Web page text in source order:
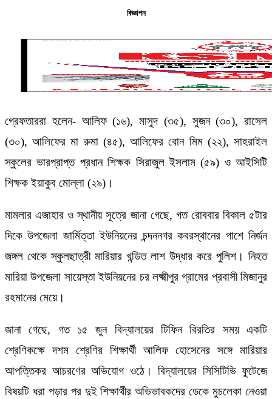
বিজ্ঞাপন
গ্রেফতাররা হলেন- আলিফ (১৬), মাসুদ (৩৫), সুজন (৩০), রাসেল
(৩০), আলিফের মা রুমা (৪৫), আলিফের বোন মিম (২২), সাহরাইল
স্কুলের ভারপ্রাপ্ত প্রধান শিক্ষক সিরাজুল ইসলাম (৫৯) ও আইসিটি
শিক্ষক ইয়াকুব মোল্লা (২৯)।
মামলার এজাহার ও স্থানীয় সূত্রে জানা গেছে, গত রোববার বিকাল ৫টার
দিকে উপজেলা জার্মিত্তা ইউনিয়নের চন্দননগর কবরস্থানের পাশে নির্জন
জঙ্গল থেকে স্কুলছাত্রী মারিয়ার খন্ডিত লাশ উদ্ধার করে পুলিশ। নিহত
মারিয়া উপজেলা সায়েস্তা ইউনিয়নের চর লক্ষ্মীপুর গ্রামের প্রবাসী মিজানুর
রহমানের মেয়ে।
জানা গেছে, গত ১৫ জুন বিদ্যালয়ের টিফিন বিরতির সময় একটি
শ্রেণিকক্ষে দশম শ্রেণির শিক্ষার্থী আলিফ হোসেনের সঙ্গে মারিয়ার
আপত্তিকর আচরণের অভিযোগ ওঠে। বিদ্যালয়ের সিসিটিভি ফুটেজে
বিষয়টি ধরা পড়ার পর দুই শিক্ষার্থীর অভিভাবকদের ডেকে মুচলেকা নেওয়া